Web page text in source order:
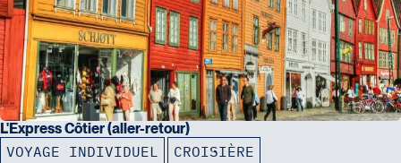
L'Express Côtier (aller-retour)
VOYAGE INDIVIDUEL CROISIÈRE